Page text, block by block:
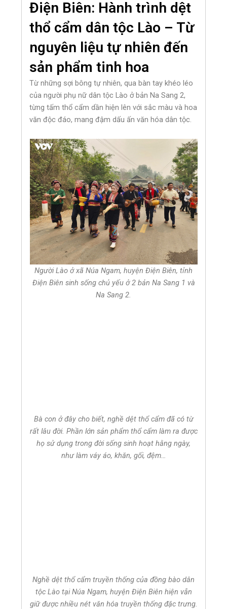
Điện Biên: Hành trình dệt
thổ cẩm dân tộc Lào – Từ
nguyên liệu tự nhiên đến
sản phẩm tinh hoa
Từ những sợi bông tự nhiên, qua bàn tay khéo léo
của người phụ nữ dân tộc Lào ở bản Na Sang 2,
từng tấm thổ cẩm dần hiện lên với sắc màu và hoa
văn độc đáo, mang đậm dấu ấn văn hóa dân tộc.
Người Lào ở xã Núa Ngam, huyện Điện Biên, tỉnh
Điện Biên sinh sống chủ yếu ở 2 bản Na Sang 1 và
Na Sang 2.
Bà con ở đây cho biết, nghề dệt thổ cẩm đã có từ
rất lâu đời. Phần lớn sản phẩm thổ cẩm làm ra được
họ sử dụng trong đời sống sinh hoạt hằng ngày,
như làm váy áo, khăn, gối, đệm…
Nghề dệt thổ cẩm truyền thống của đồng bào dân
tộc Lào tại Núa Ngam, huyện Điện Biên hiện vẫn
giữ được nhiều nét văn hóa truyền thống đặc trưng.